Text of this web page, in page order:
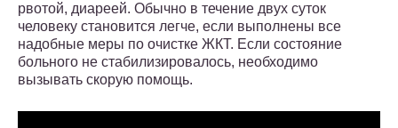
рвотой, диареей. Обычно в течение двух суток
человеку становится легче, если выполнены все
надобные меры по очистке ЖКТ. Если состояние
больного не стабилизировалось, необходимо
вызывать скорую помощь.